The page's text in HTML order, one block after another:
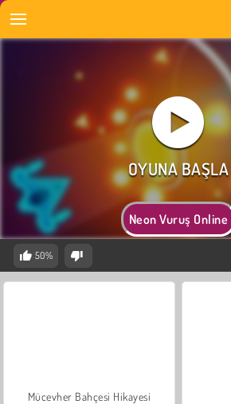
Neon Vuruş Online
50%
Mücevher Bahçesi Hikayesi